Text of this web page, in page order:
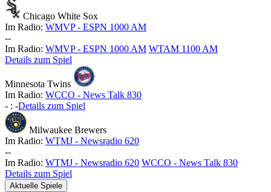
Chicago White Sox
Im Radio: WMVP - ESPN 1000 AM
--
Im Radio: WMVP - ESPN 1000 AM WTAM 1100 AM
Details zum Spiel
Minnesota Twins
Im Radio: WCCO - News Talk 830
- : -Details zum Spiel
Milwaukee Brewers
Im Radio: WTMJ - Newsradio 620
--
Im Radio: WTMJ - Newsradio 620 WCCO - News Talk 830
Details zum Spiel
Aktuelle Spiele